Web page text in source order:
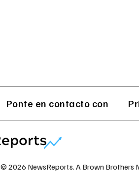
Ponte en contacto con
© 2026 NewsReports. A Brown Brothers